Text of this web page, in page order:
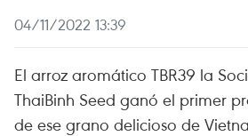
04/11/2022 13:39
El arroz aromático TBR39 la
ThaiBinh Seed ganó el primer
de ese grano delicioso de